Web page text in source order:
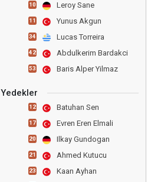
10 Leroy Sane
11 Yunus Akgun
34 Lucas Torreira
42 Abdulkerim Bardakci
53 Baris Alper Yilmaz
Yedekler
12 Batuhan Sen
17 Evren Eren Elmali
20 Ilkay Gundogan
21 Ahmed Kutucu
23 Kaan Ayhan